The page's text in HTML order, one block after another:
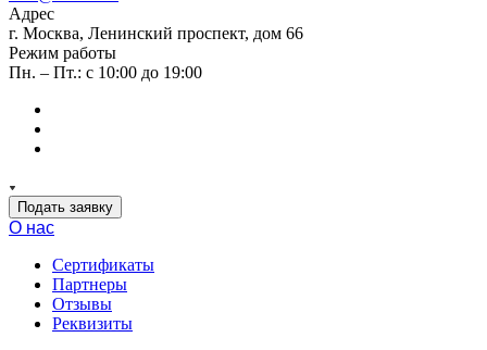
Адрес
г. Москва, Ленинский проспект, дом 66
Режим работы
Пн. – Пт.: с 10:00 до 19:00
Подать заявку
О нас
Сертификаты
Партнеры
Отзывы
Реквизиты